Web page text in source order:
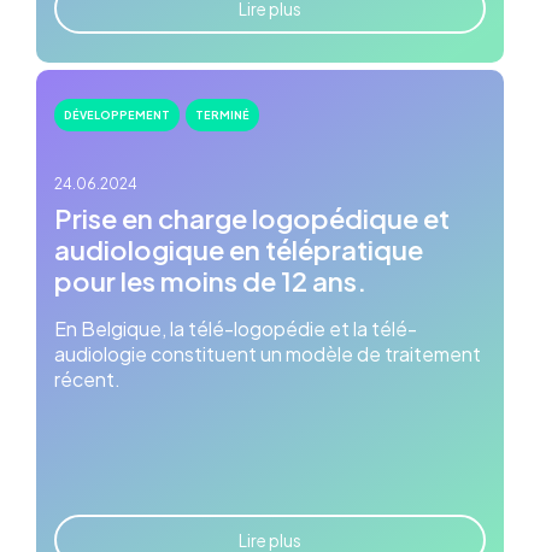
Lire plus
DÉVELOPPEMENT TERMINÉ
24.06.2024
Prise en charge logopédique et
audiologique en télépratique
pour les moins de 12 ans.
En Belgique, la télé-logopédie et la télé-
audiologie constituent un modèle de traitement
récent.
Lire plus